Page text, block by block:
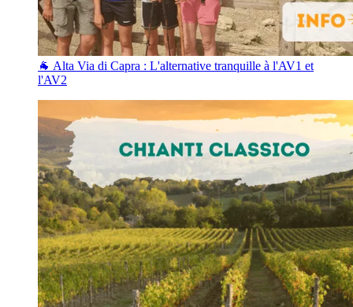
🐐 Alta Via di Capra : L'alternative tranquille à l'AV1 et
l'AV2